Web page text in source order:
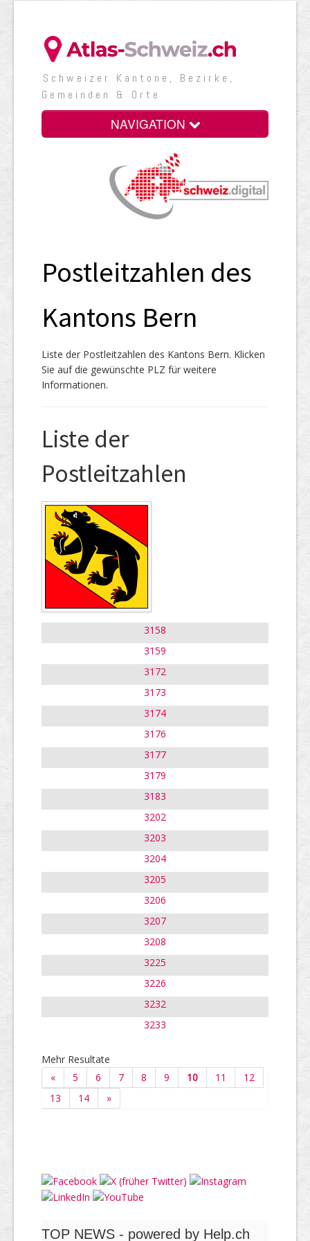
Schweizer Kantone, Bezirke,
Gemeinden & Orte
NAVIGATION
Postleitzahlen des
Kantons Bern
Liste der Postleitzahlen des Kantons Bern. Klicken
Sie auf die gewünschte PLZ für weitere
Informationen.
Liste der
Postleitzahlen
3158
3159
3172
3173
3174
3176
3177
3179
3183
3202
3203
3204
3205
3206
3207
3208
3225
3226
3232
3233
Mehr Resultate
«
5 6 7 8 9 10 11
12
13
14 »